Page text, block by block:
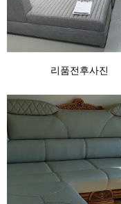
리품전후사진